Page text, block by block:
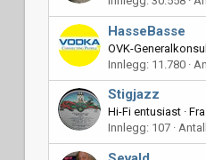
HasseBasse
OVK-
Innlegg 11.780
Stigjazz
Hi-Fi entusiast · Fra
Innlegg 107